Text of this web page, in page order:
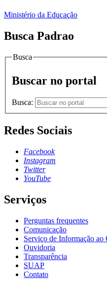
Ministério da Educação
Busca Padrao
Busca
Buscar no portal
Busca:
Redes Sociais
Facebook
Instagram
Twitter
YouTube
Serviços
Perguntas frequentes
Comunicação
Serviço de Informação ao
Ouvidoria
Transparência
SUAP
Contato